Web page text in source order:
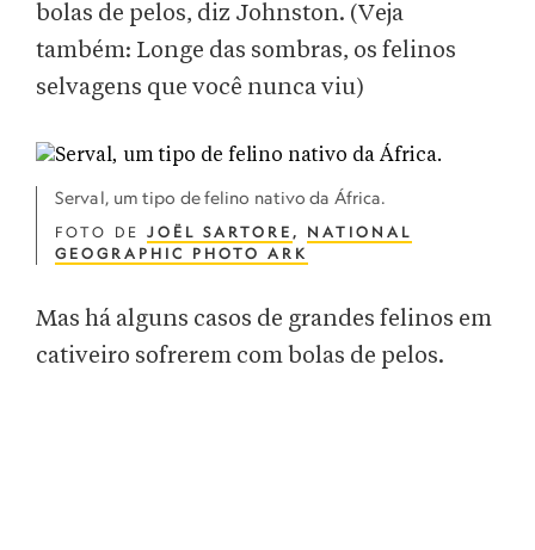
bolas de pelos, diz Johnston. (Veja
também: Longe das sombras, os felinos
selvagens que você nunca viu)
Serval, um tipo de felino nativo da África.
FOTO DE JOËL SARTORE , NATIONAL
GEOGRAPHIC PHOTO ARK
Mas há alguns casos de grandes felinos em
cativeiro sofrerem com bolas de pelos.